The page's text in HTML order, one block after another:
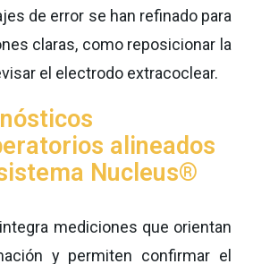
de error se han refinado para
claras, como reposicionar la
el electrodo extracoclear.
alineados
Nucleus®
mediciones que orientan
y permiten confirmar el